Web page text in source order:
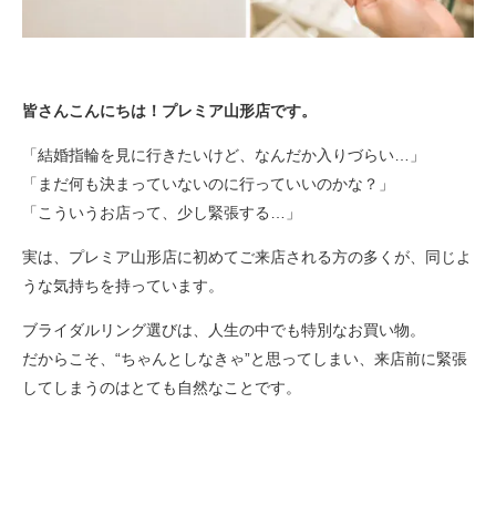
皆さんこんにちは！プレミア山形店です。
「結婚指輪を見に行きたいけど、なんだか入りづらい…」
「まだ何も決まっていないのに行っていいのかな？」
「こういうお店って、少し緊張する…」
実は、プレミア山形店に初めてご来店される方の多くが、同じよ
うな気持ちを持っています。
ブライダルリング選びは、人生の中でも特別なお買い物。
だからこそ、“ちゃんとしなきゃ”と思ってしまい、来店前に緊張
してしまうのはとても自然なことです。